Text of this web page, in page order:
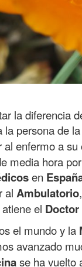
diferencia
la persona de
al enfermo a su
media hora
en
al Ambulatorio
el Doctor
el mundo y la
avanzado
se ha vuelto